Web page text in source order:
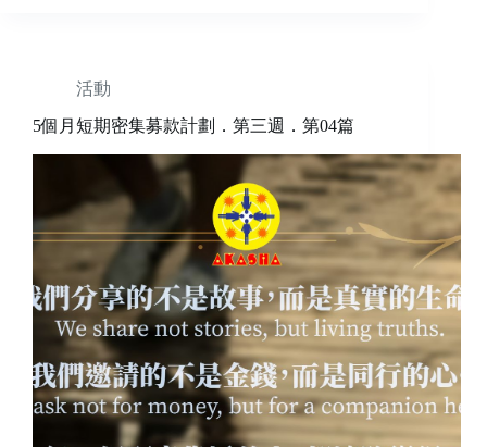
活動
5個月短期密集募款計劃．第三週．第04篇